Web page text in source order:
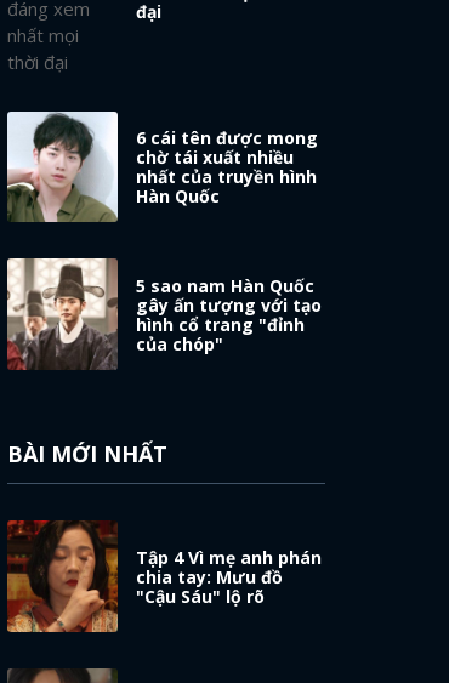
đại
6 cái tên được mong
chờ tái xuất nhiều
nhất của truyền hình
Hàn Quốc
5 sao nam Hàn Quốc
gây ấn tượng với tạo
hình cổ trang "đỉnh
của chóp"
BÀI MỚI NHẤT
Tập 4 Vì mẹ anh phán
chia tay: Mưu đồ
"Cậu Sáu" lộ rõ